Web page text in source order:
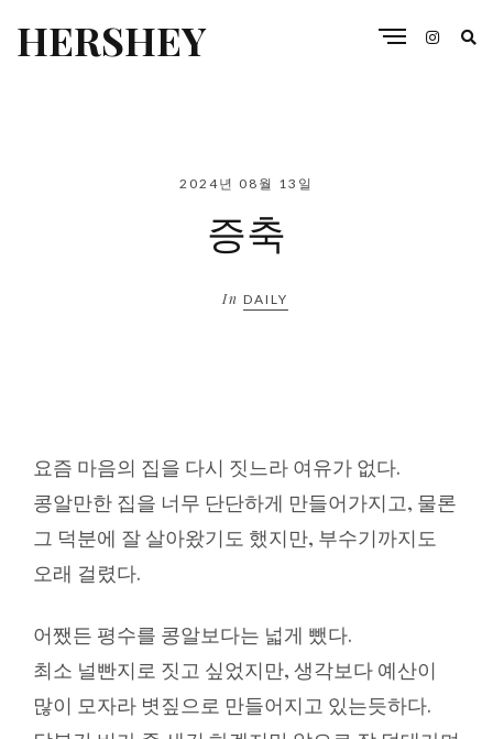
HERSHEY
2024년 08월 13일
증축
In DAILY
요즘 마음의 집을 다시 짓느라 여유가 없다.
콩알만한 집을 너무 단단하게 만들어가지고, 물론
그 덕분에 잘 살아왔기도 했지만, 부수기까지도
오래 걸렸다.
어쨌든 평수를 콩알보다는 넓게 뺐다.
최소 널빤지로 짓고 싶었지만, 생각보다 예산이
많이 모자라 볏짚으로 만들어지고 있는듯하다.